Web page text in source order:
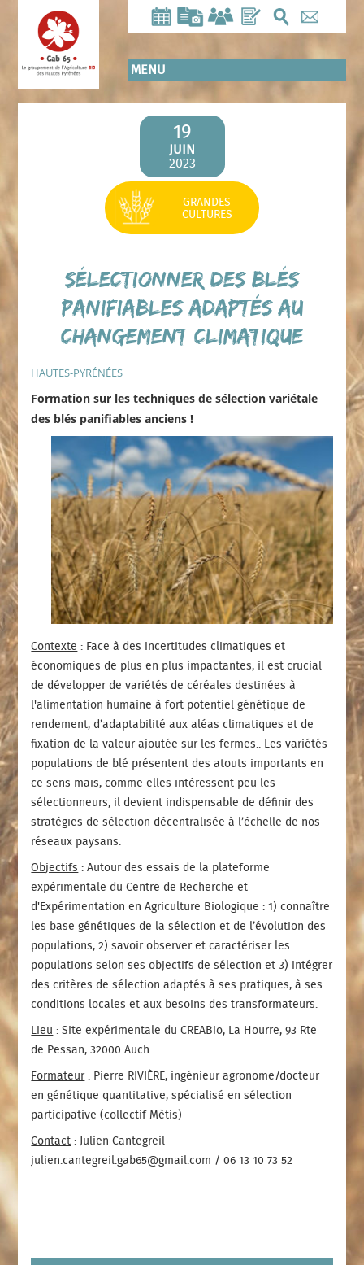
contenu
principal
MENU
19
JUIN
2023
GRANDES
CULTURES
Sélectionner des blés
panifiables adaptés au
changement climatique
HAUTES-PYRÉNÉES
Formation sur les techniques de sélection variétale
des blés panifiables anciens !
Contexte : Face à des incertitudes climatiques et
économiques de plus en plus impactantes, il est crucial
de développer de variétés de céréales destinées à
l'alimentation humaine à fort potentiel génétique de
rendement, d’adaptabilité aux aléas climatiques et de
fixation de la valeur ajoutée sur les fermes.. Les variétés
populations de blé présentent des atouts importants en
ce sens mais, comme elles intéressent peu les
sélectionneurs, il devient indispensable de définir des
stratégies de sélection décentralisée à l’échelle de nos
réseaux paysans.
Objectifs : Autour des essais de la plateforme
expérimentale du Centre de Recherche et
d'Expérimentation en Agriculture Biologique : 1) connaître
les base génétiques de la sélection et de l’évolution des
populations, 2) savoir observer et caractériser les
populations selon ses objectifs de sélection et 3) intégrer
des critères de sélection adaptés à ses pratiques, à ses
conditions locales et aux besoins des transformateurs.
Lieu : Site expérimentale du CREABio, La Hourre, 93 Rte
de Pessan, 32000 Auch
Formateur: Pierre RIVIÈRE, ingénieur agronome/docteur
en génétique quantitative, spécialisé en sélection
participative (collectif Mètis)
Contact : Julien Cantegreil -
julien.cantegreil.gab65@gmail.com / 06 13 10 73 52